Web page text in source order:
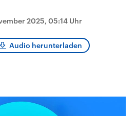
aus
gehören die Vereinigten
den mächtigsten Ländern
mit großem Einfluss auf
2025, 05:14 Uhr
Audio herunterladen